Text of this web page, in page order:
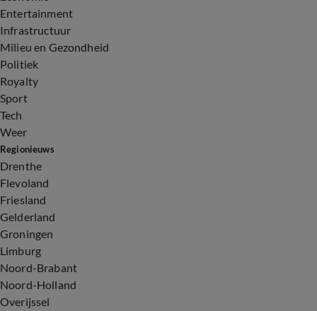
Entertainment
Infrastructuur
Milieu en Gezondheid
Politiek
Royalty
Sport
Tech
Weer
Regionieuws
Drenthe
Flevoland
Friesland
Gelderland
Groningen
Limburg
Noord-Brabant
Noord-Holland
Overijssel